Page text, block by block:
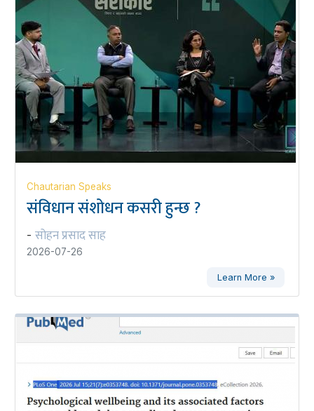
Chautarian Speaks
संविधान संशोधन कसरी हुन्छ ?
- सोहन प्रसाद साह
2026-07-26
Learn More »